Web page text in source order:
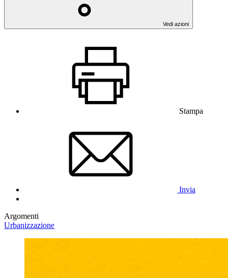
Vedi azioni
Stampa
Invia
Argomenti
Urbanizzazione